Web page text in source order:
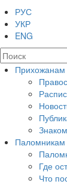
РУС
УКР
ENG
Прихожанам
Паломникам
Где
Что